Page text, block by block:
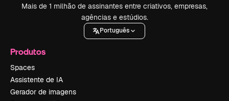
Mais de 1 milhão de assinantes entre criativos, empresas,
agências e estúdios.
Português
Produtos
Spaces
Assistente de IA
Gerador de imagens